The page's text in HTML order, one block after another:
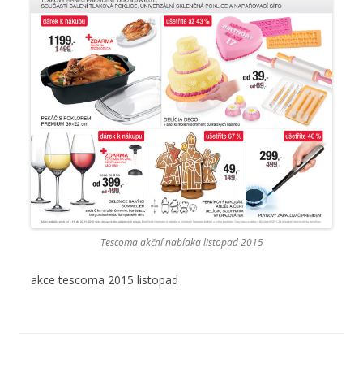
Tescoma akční nabídka listopad 2015
akce tescoma 2015 listopad